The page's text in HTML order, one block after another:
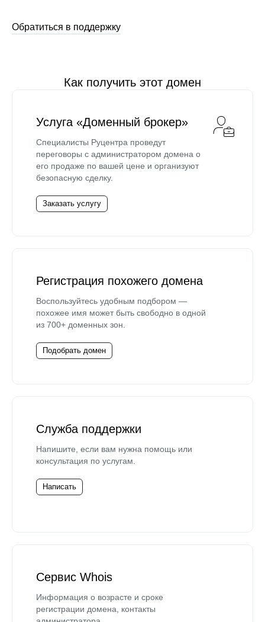
Обратиться в поддержку
Как получить этот домен
Услуга «Доменный брокер»
Специалисты Руцентра проведут
переговоры с администратором домена о
его продаже по вашей цене и организуют
безопасную сделку.
Заказать услугу
Регистрация похожего домена
Воспользуйтесь удобным подбором —
похожее имя может быть свободно в одной
из 700+ доменных зон.
Подобрать домен
Служба поддержки
Напишите, если вам нужна помощь или
консультация по услугам.
Написать
Сервис Whois
Информация о возрасте и сроке
регистрации домена, контакты